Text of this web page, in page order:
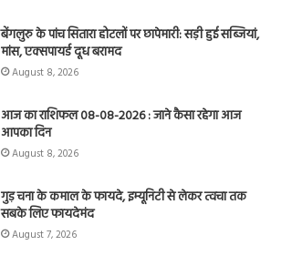
बेंगलुरु के पांच सितारा होटलों पर छापेमारी: सड़ी हुई सब्जियां,
मांस, एक्सपायर्ड दूध बरामद
August 8, 2026
आज का राशिफल 08-08-2026 : जाने कैसा रहेगा आज
आपका दिन
August 8, 2026
गुड़ चना के कमाल के फायदे, इम्यूनिटी से लेकर त्वचा तक
सबके लिए फायदेमंद
August 7, 2026